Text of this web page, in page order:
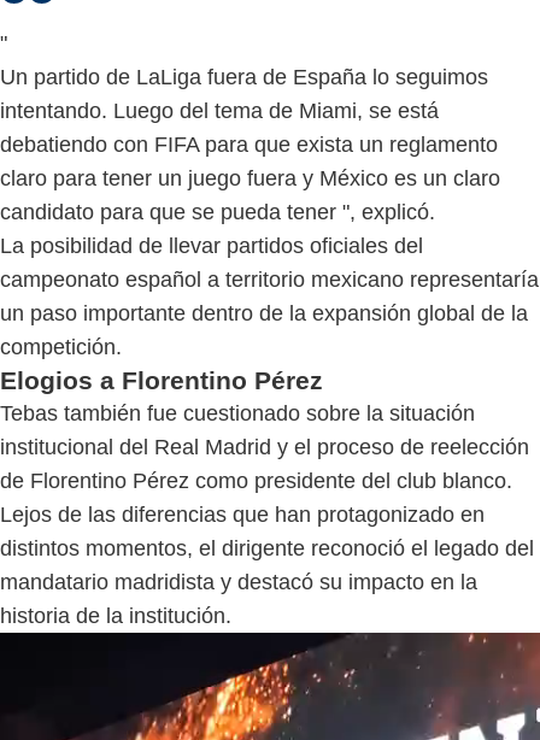
"
Un partido de LaLiga fuera de España lo seguimos
intentando. Luego del tema de Miami, se está
debatiendo con FIFA para que exista un reglamento
claro para tener un juego fuera y México es un claro
candidato para que se pueda tener ", explicó.
La posibilidad de llevar partidos oficiales del
campeonato español a territorio mexicano representaría
un paso importante dentro de la expansión global de la
competición.
Elogios a Florentino Pérez
Tebas también fue cuestionado sobre la situación
institucional del Real Madrid y el proceso de reelección
de Florentino Pérez como presidente del club blanco.
Lejos de las diferencias que han protagonizado en
distintos momentos, el dirigente reconoció el legado del
mandatario madridista y destacó su impacto en la
historia de la institución.